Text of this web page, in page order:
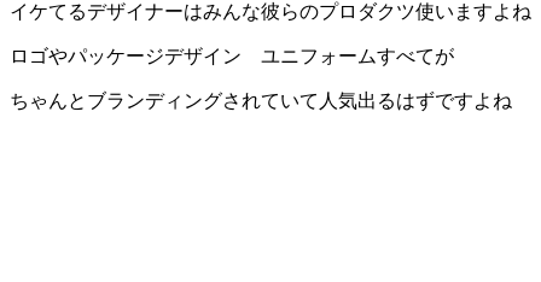
イケてるデザイナーはみんな彼らのプロダクツ使いますよね
ロゴやパッケージデザイン ユニフォームすべてが
ちゃんとブランディングされていて人気出るはずですよね